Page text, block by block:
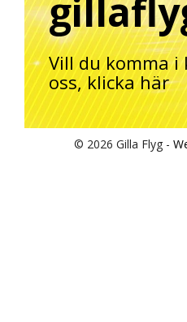
Vill du komma i
oss, klicka här
© 2026 Gilla Flyg -